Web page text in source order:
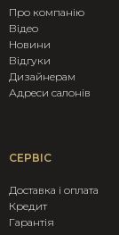
Про компанію
Вiдео
Новини
Відгуки
Дизайнерам
Адреси салонів
СЕРВІС
Доставка і оплата
Кредит
Гарантія